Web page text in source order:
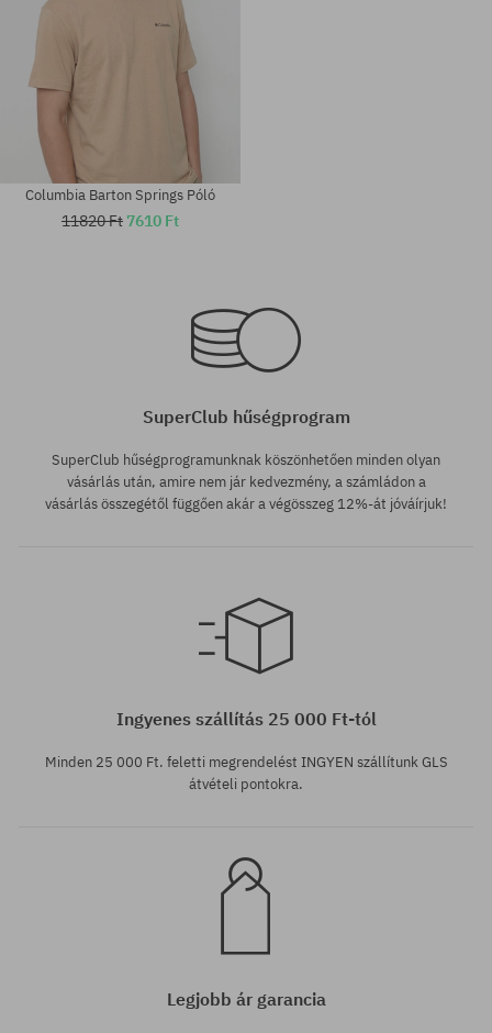
M; L; XL
Columbia Barton Springs Póló
11820 Ft 7610 Ft
SuperClub hűségprogram
SuperClub hűségprogramunknak köszönhetően minden olyan
vásárlás után, amire nem jár kedvezmény, a számládon a
vásárlás összegétől függően akár a végösszeg 12%-át jóváírjuk!
Ingyenes szállítás 25 000 Ft-tól
Minden 25 000 Ft. feletti megrendelést INGYEN szállítunk GLS
átvételi pontokra.
Legjobb ár garancia